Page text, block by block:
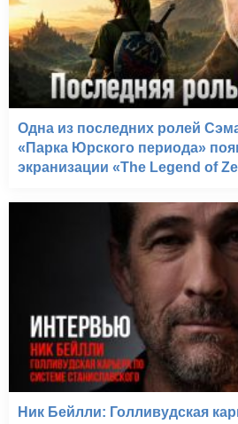
Одна из последних ролей
«Парка Юрского периода»
экранизации «The Legend of
Ник Бейлли: Голливудская